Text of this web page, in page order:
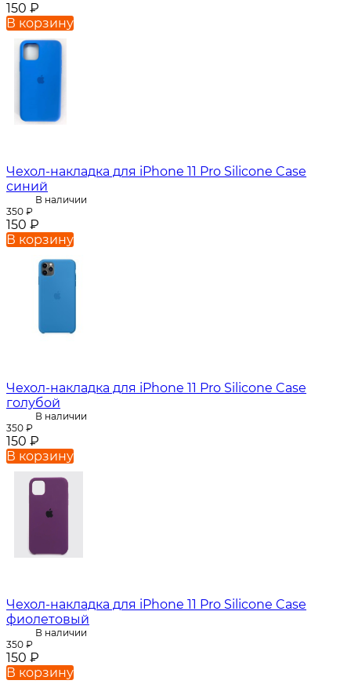
150 ₽
В корзину
Чехол-накладка для iPhone 11 Pro Silicone Case
синий
В наличии
350 ₽
150 ₽
В корзину
Чехол-накладка для iPhone 11 Pro Silicone Case
голубой
В наличии
350 ₽
150 ₽
В корзину
Чехол-накладка для iPhone 11 Pro Silicone Case
фиолетовый
В наличии
350 ₽
150 ₽
В корзину